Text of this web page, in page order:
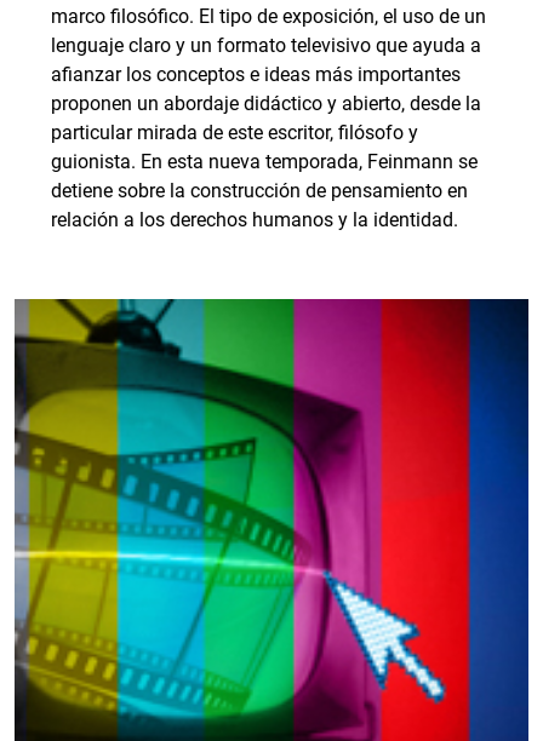
marco filosófico. El tipo de exposición, el uso de un
lenguaje claro y un formato televisivo que ayuda a
afianzar los conceptos e ideas más importantes
proponen un abordaje didáctico y abierto, desde la
particular mirada de este escritor, filósofo y
guionista. En esta nueva temporada, Feinmann se
detiene sobre la construcción de pensamiento en
relación a los derechos humanos y la identidad.